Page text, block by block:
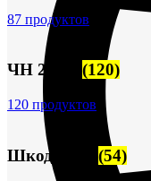
87 продуктов
ЧН 25/34 (120)
120 продуктов
Шкода-275 (54)